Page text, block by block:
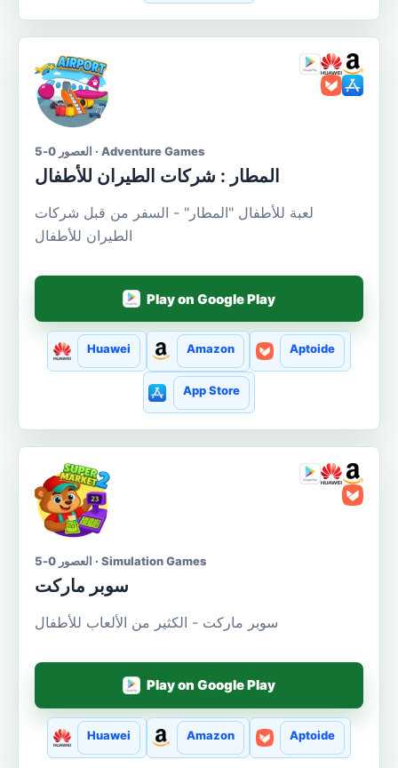
العصور 0-5 · Adventure Games
المطار : شركات الطيران للأطفال
لعبة للأطفال "المطار" - السفر من قبل شركات
الطيران للأطفال
Play on Google Play
Huawei Amazon Aptoide
App Store
العصور 0-5 · Simulation Games
سوبر ماركت
سوبر ماركت - الكثير من الألعاب للأطفال
Play on Google Play
Huawei Amazon Aptoide